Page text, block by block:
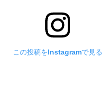
この投稿をInstagramで見る